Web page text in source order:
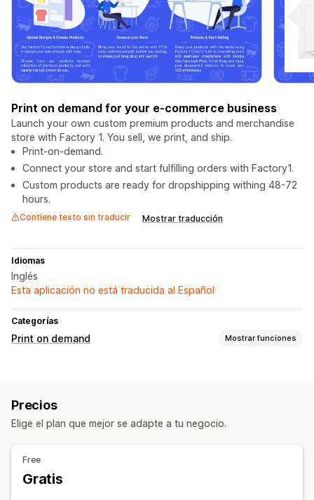
Print on demand for your e-commerce business
Launch your own custom premium products and merchandise
store with Factory 1. You sell, we print, and ship.
Print-on-demand.
Connect your store and start fulfilling orders with Factory1.
Custom products are ready for dropshipping withing 48-72
hours.
Contiene texto sin traducir Mostrar traducción
Idiomas
Inglés
Esta aplicación no está traducida al Español
Categorías
Print on demand Mostrar funciones
Herramientas de diseño
Personalización
Precios
Elige el plan que mejor se adapte a tu negocio.
Free
Gratis